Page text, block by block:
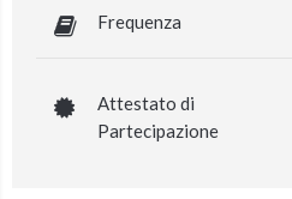
Frequenza
Attestato di
Partecipazione